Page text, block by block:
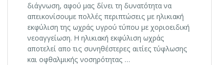
διάγνωση, αφού μας δίνει τη δυνατότητα να
απεικονίσουμε πολλές περιπτώσεις με ηλικιακή
εκφύλιση της ωχράς υγρού τύπου με χοριοειδική
νεοαγγείωση. Η ηλικιακή εκφύλιση ωχράς
αποτελεί απο τις συνηθέστερες αιτίες τύφλωσης
και οφθαλμικής νοσηρότητας …